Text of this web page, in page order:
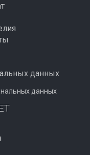
данных
данных